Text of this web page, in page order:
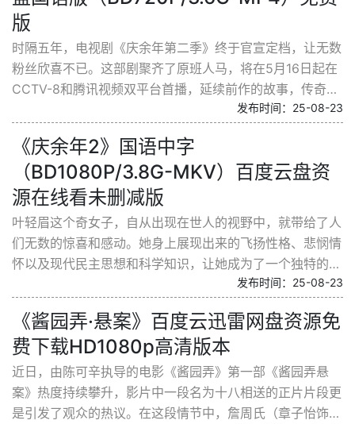
版
时隔五年，电视剧《庆余年第二季》终于官宣定档，让无数
粉丝欣喜不已。这部剧聚齐了原班人马，将在5月16日起在
CCTV-8和腾讯视频双平台首播，延续前作的故事，传奇人
物范闲即将再次展现英雄风采。改编自猫腻小说《庆余
发布时间：25-08-23
《庆余年2》国语中字
（BD1080P/3.8G-MKV）百度云盘资
源在线看未删减版
叶轻眉这个奇女子，自从出现在世人的视野中，就带给了人
们无数的惊喜和感动。她身上展现出来的飞扬性格、悲悯情
怀以及现代民主思想和科学知识，让她成为了一个独特的存
在。她不仅仅是一个强大的战士，更是一个有着崇高...
发布时间：25-08-23
《酱园弄·悬案》百度云迅雷网盘资源免
费下载HD1080p高清版本
近日，由陈可辛执导的电影《酱园弄》第一部《酱园弄悬
案》热度持续攀升，影片中一段名为十八相送的正片片段更
是引发了观众的热议。在这段情节中，詹周氏（章子怡饰）